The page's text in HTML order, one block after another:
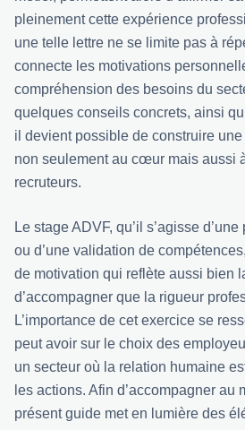
pleinement cette expérience
une telle lettre ne se limite pas à
connecte les motivations
compréhension des besoins du
quelques conseils concrets, ainsi
il devient possible de construire
non seulement au cœur mais aussi
recruteurs.
Le stage ADVF, qu’il s’agisse
ou d’une validation de
de motivation qui reflète aussi bien
d’accompagner que la rigueur
L’importance de cet exercice se
peut avoir sur le choix des
un secteur où la relation humaine
les actions. Afin d’accompagner au
présent guide met en lumière des